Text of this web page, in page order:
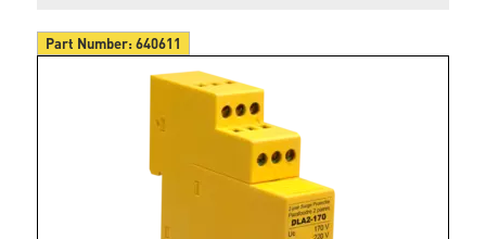
Part Number:640611